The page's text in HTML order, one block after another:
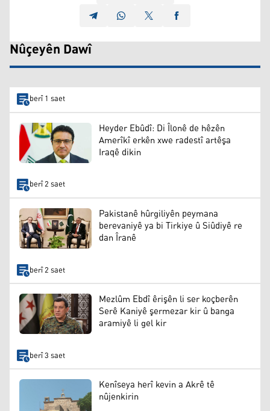
Nûçeyên Dawî
berî 1 saet
Heyder Ebûdî: Di Îlonê de hêzên
Amerîkî erkên xwe radestî artêşa
Iraqê dikin
berî 2 saet
Pakistanê hûrgiliyên peymana
berevaniyê ya bi Tirkiye û Siûdiyê re
dan Îranê
berî 2 saet
Mezlûm Ebdî êrişên li ser koçberên
Serê Kaniyê şermezar kir û banga
aramiyê li gel kir
berî 3 saet
Kenîseya herî kevin a Akrê tê
nûjenkirin